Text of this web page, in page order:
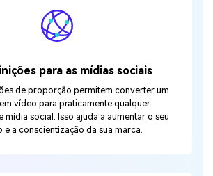
para as mídias sociais
de proporção permitem converter um
vídeo para praticamente qualquer
mídia social. Isso ajuda a aumentar o seu
e a conscientização da sua marca.